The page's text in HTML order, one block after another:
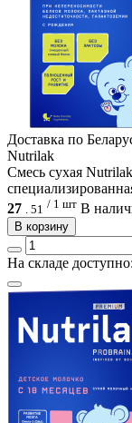
Доcтавка по
Nutrilak
Смесь сухая
27
51 / 1 шт В
В корзину
На складе